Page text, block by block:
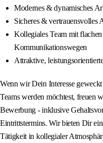
Modernes & dynamisches
Sicheres & vertrauensvolles
Kollegiales Team mit
Kommunikationswegen
Attraktive,
Wenn wir Dein Interesse
Teams werden möchtest, freuen
Bewerbung - inklusive
Eintrittstermins. Wir bieten Dir
Tätigkeit in kollegialer